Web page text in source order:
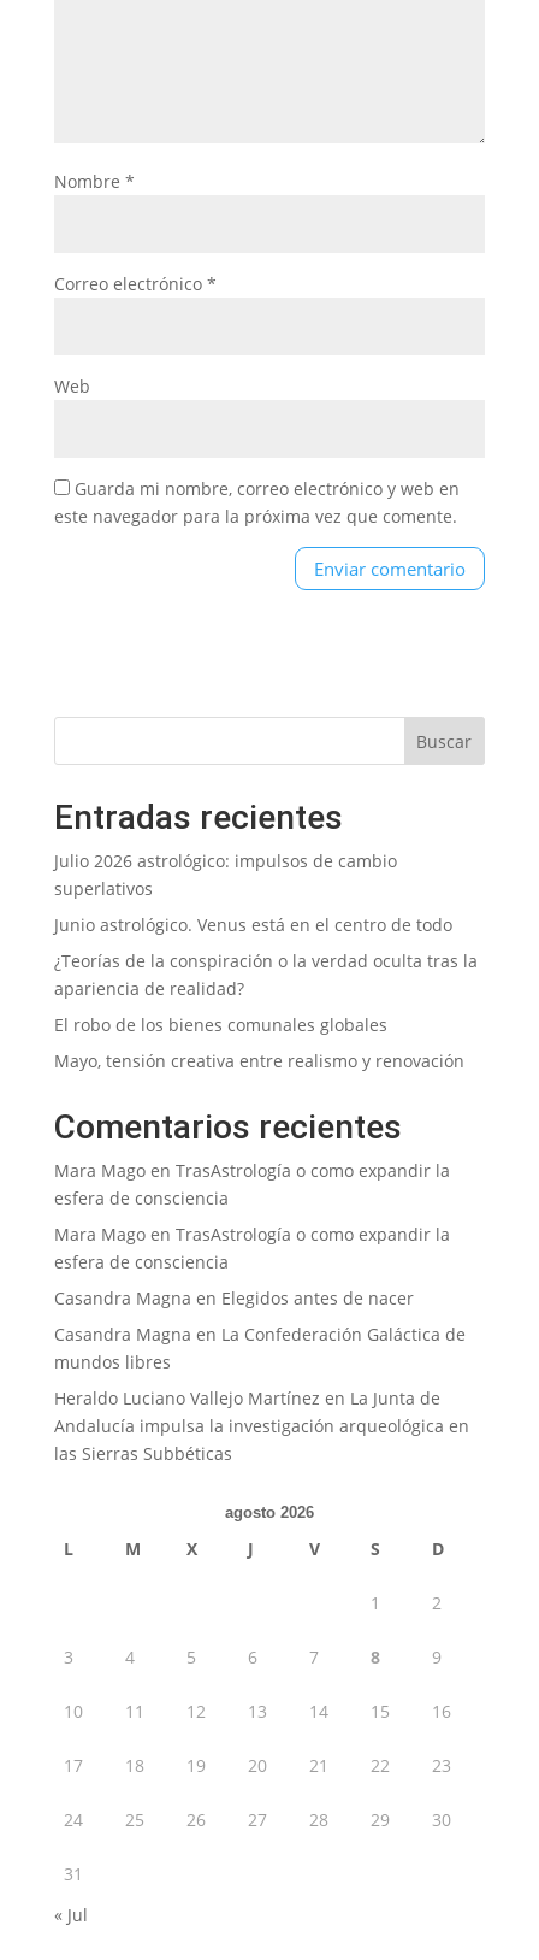
Nombre *
Correo electrónico *
Web
Guarda mi nombre, correo electrónico y web en
este navegador para la próxima vez que comente.
Entradas recientes
Julio 2026 astrológico: impulsos de cambio
superlativos
Junio astrológico. Venus está en el centro de todo
¿Teorías de la conspiración o la verdad oculta tras la
apariencia de realidad?
El robo de los bienes comunales globales
Mayo, tensión creativa entre realismo y renovación
Comentarios recientes
Mara Magoen TrasAstrología o como expandir la
esfera de consciencia
Mara Magoen TrasAstrología o como expandir la
esfera de consciencia
Casandra Magna en Elegidos antes de nacer
Casandra Magna en La Confederación Galáctica de
mundos libres
Heraldo Luciano Vallejo Martínez en La Junta de
Andalucía impulsa la investigación arqueológica en
las Sierras Subbéticas
agosto 2026
L M X J V S D
1 2
3 4 5 6 7 8 9
10 11 12 13 14 15 16
17 18 19 20 21 22 23
24 25 26 27 28 29 30
31
« Jul